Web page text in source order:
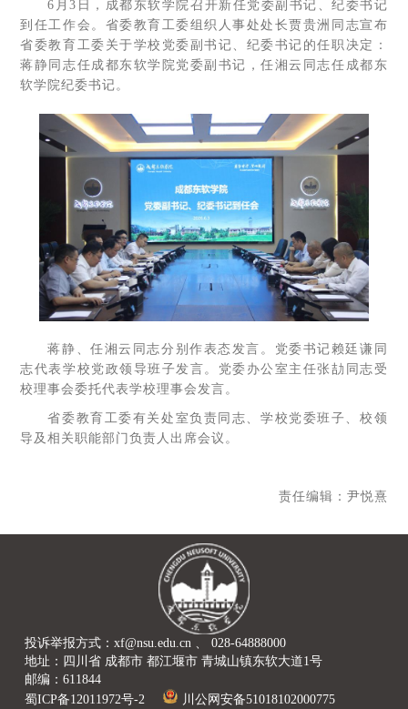
6月3日，成都东软学院召开新任党委副书记、纪委书记
到任工作会。省委教育工委组织人事处处长贾贵洲同志宣布
省委教育工委关于学校党委副书记、纪委书记的任职决定：
蒋静同志任成都东软学院党委副书记，任湘云同志任成都东
软学院纪委书记。
蒋静、任湘云同志分别作表态发言。党委书记赖廷谦同
志代表学校党政领导班子发言。党委办公室主任张劼同志受
校理事会委托代表学校理事会发言。
省委教育工委有关处室负责同志、学校党委班子、校领
导及相关职能部门负责人出席会议。
责任编辑：尹悦熹
投诉举报方式：xf@nsu.edu.cn 、 028-64888000
地址：四川省 成都市 都江堰市 青城山镇东软大道1号
邮编：611844
蜀ICP备12011972号-2
川公网安备51018102000775